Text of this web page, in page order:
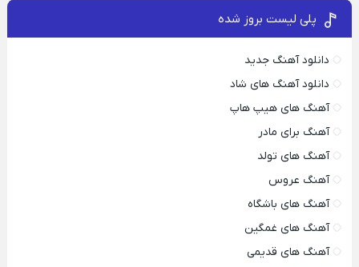
پلی لیست بروز شده
دانلود آهنگ جدید
دانلود آهنگ های شاد
آهنگ های هیپ هاپ
آهنگ برای مادر
آهنگ های تولد
آهنگ عروس
آهنگ های باشگاه
آهنگ های غمگین
آهنگ های قدیمی